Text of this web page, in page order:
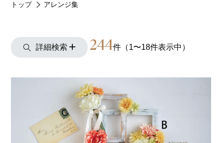
トップ アレンジ集
詳細検索 244件（1〜18件表示中）